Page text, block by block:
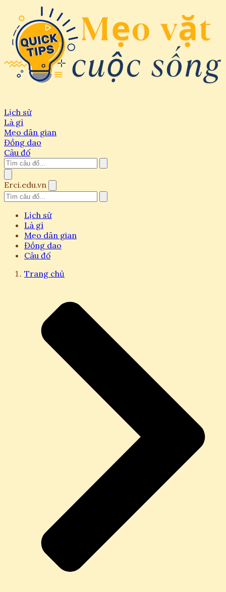
Lịch sử
Là gì
Mẹo dân gian
Đồng dao
Câu đố
Erci.edu.vn
Lịch sử
Là gì
Mẹo dân gian
Đồng dao
Câu đố
Trang chủ